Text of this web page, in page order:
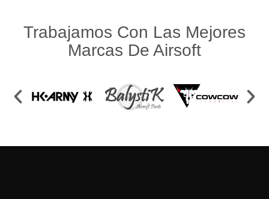
Trabajamos Con Las Mejores
Marcas De Airsoft